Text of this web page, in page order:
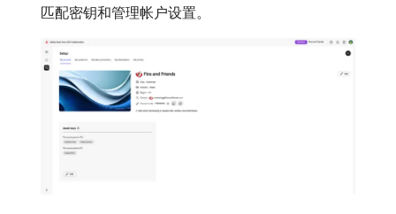
匹配密钥和管理帐户设置。